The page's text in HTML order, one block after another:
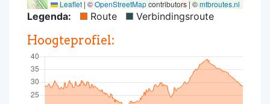
Leaflet | ©OpenStreetMapcontributors | ©mtbroutes.nl
Legenda: Route Verbindingsroute
Hoogteprofiel: